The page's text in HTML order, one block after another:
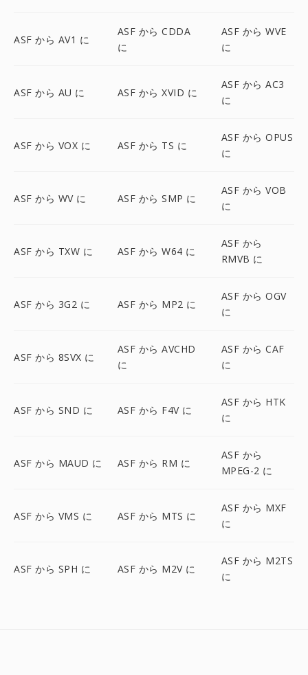
ASF から AV1 に
ASF から CDDA
に
ASF から WVE
に
ASF から AU に ASF から XVID に
ASF から AC3
に
ASF から VOX に ASF から TS に
ASF から OPUS
に
ASF から WV に ASF から SMP に
ASF から VOB
に
ASF から TXW に ASF から W64 に
ASF から
RMVB に
ASF から 3G2 に ASF から MP2 に
ASF から OGV
に
ASF から 8SVX に
ASF から AVCHD
に
ASF から CAF
に
ASF から SND に ASF から F4V に
ASF から HTK
に
ASF から MAUD に ASF から RM に
ASF から
MPEG-2 に
ASF から VMS に ASF から MTS に
ASF から MXF
に
ASF から SPH に ASF から M2V に
ASF から M2TS
に